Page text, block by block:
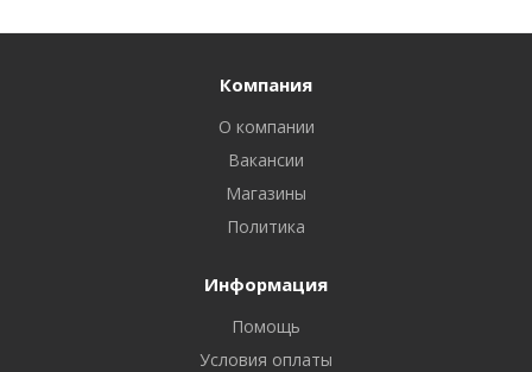
Компания
О компании
Вакансии
Магазины
Политика
Информация
Помощь
Условия оплаты